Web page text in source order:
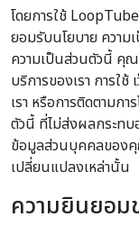
โดยการใช้
ยอมรับนโยบาย ควา
ความเป็นส่วนตัวนี้ คุณ
บริการของเรา การใ
เรา หรือการติดตามก
ตัวนี้ ที่ไม่ส่งผลกระท
ข้อมูลส่วนบุคคลของ
เปลี่ยนแปลงเหล่านั้น
ความยินยอ